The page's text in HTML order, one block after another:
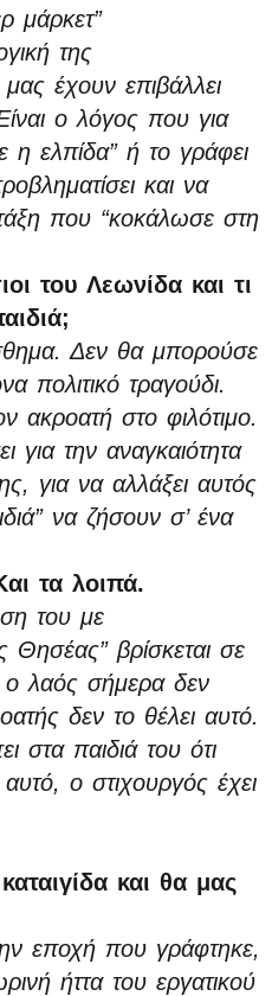
μάρκετ”
της
έχουν επιβάλλει
ο λόγος που για
η ελπίδα” ή το γράφει
και να
που “κοκάλωσε στη
του Λεωνίδα και τι
Δεν θα μπορούσε
πολιτικό τραγούδι.
ακροατή στο φιλότιμο.
για την αναγκαιότητα
για να αλλάξει αυτός
να ζήσουν σ’ ένα
τα λοιπά.
του με
Θησέας” βρίσκεται σε
ο λαός σήμερα δεν
δεν το θέλει αυτό.
στα παιδιά του ότι
ο στιχουργός έχει
και θα μας
εποχή που γράφτηκε,
ήττα του εργατικού